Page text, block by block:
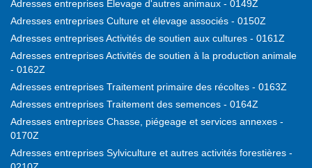
Adresses entreprises Élevage d'autres animaux - 0149Z
Adresses entreprises Culture et élevage associés - 0150Z
Adresses entreprises Activités de soutien aux cultures - 0161Z
Adresses entreprises Activités de soutien à la production animale
- 0162Z
Adresses entreprises Traitement primaire des récoltes - 0163Z
Adresses entreprises Traitement des semences - 0164Z
Adresses entreprises Chasse, piégeage et services annexes -
0170Z
Adresses entreprises Sylviculture et autres activités forestières -